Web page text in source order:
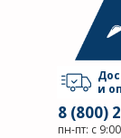
и
8 (800)
пн-пт: с